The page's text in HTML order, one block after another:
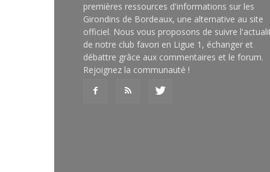
premières ressources d'informations sur les
Girondins de Bordeaux, une alternative au site
officiel. Nous vous proposons de suivre
de notre club favori en Ligue 1, échanger et
débattre grâce aux commentaires et le forum.
Rejoignez la communauté !